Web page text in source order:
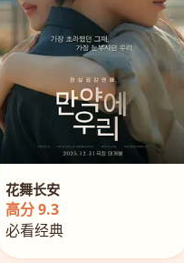
花舞长安
高分 9.3
必看经典